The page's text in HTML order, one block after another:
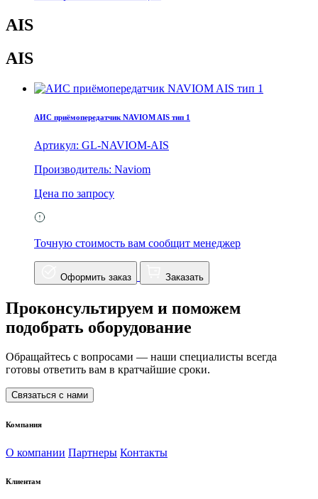
AIS
AIS
АИС приёмопередатчик NAVIOM AIS тип 1
Артикул: GL-NAVIOM-AIS
Производитель: Naviom
Цена по запросу
Точную стоимость вам сообщит менеджер
Оформить заказ Заказать
Проконсультируем и поможем
подобрать оборудование
Обращайтесь с вопросами — наши специалисты всегда
готовы ответить вам в кратчайшие сроки.
Связаться с нами
Компания
О компании Партнеры Контакты
Клиентам